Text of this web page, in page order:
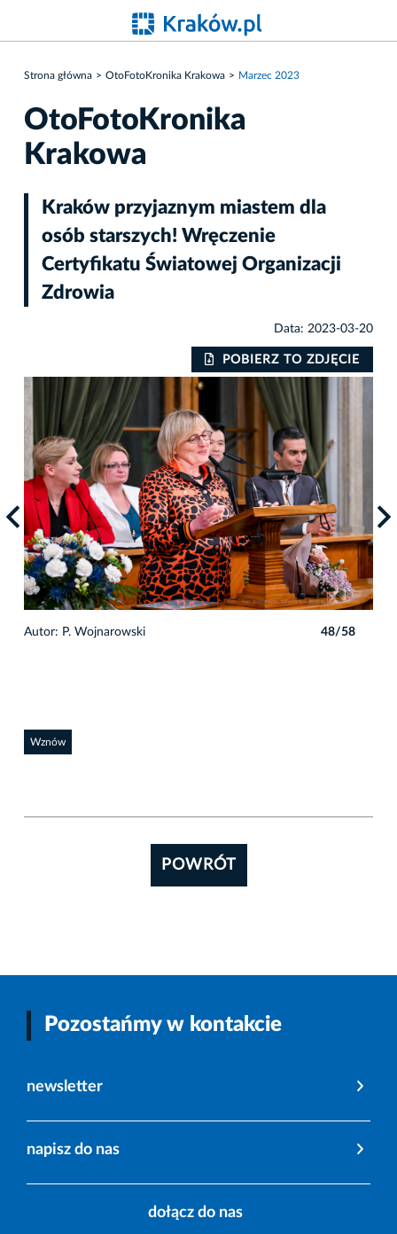
Strona główna OtoFotoKronika Krakowa Marzec 2023
OtoFotoKronika
Krakowa
Kraków przyjaznym miastem dla
osób starszych! Wręczenie
Certyfikatu Światowej Organizacji
Zdrowia
Data: 2023-03-20
POBIERZ TO ZDJĘCIE
Autor: P. Wojnarowski 48/58
Wznów
POWRÓT
Pozostańmy w kontakcie
newsletter
napisz do nas
dołącz do nas